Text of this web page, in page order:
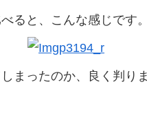
ると、こんな感じです。
まったのか、良く判りま